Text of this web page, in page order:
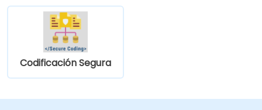
Codificación Segura